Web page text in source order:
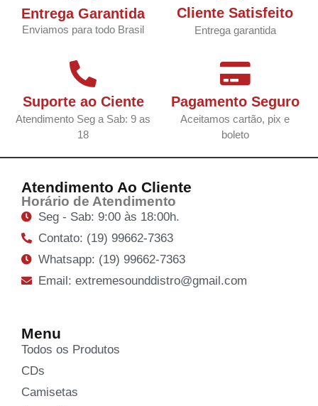
Entrega Garantida
Enviamos para todo Brasil
Cliente Satisfeito
Entrega garantida
Suporte ao Ciente
Atendimento Seg a Sab: 9 as
18
Pagamento Seguro
Aceitamos cartão, pix e
boleto
Atendimento Ao Cliente
Horário de Atendimento
Seg - Sab: 9:00 às 18:00h.
Contato: (19) 99662-7363
Whatsapp: (19) 99662-7363
Email: extremesounddistro@gmail.com
Menu
Todos os Produtos
CDs
Camisetas